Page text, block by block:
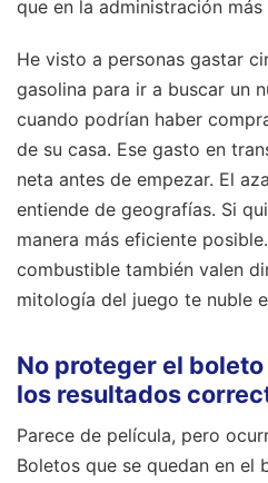
que en la administración
He visto a personas gastar
gasolina para ir a buscar un
cuando podrían haber
de su casa. Ese gasto en
neta antes de empezar. El
entiende de geografías. Si
manera más eficiente
combustible también valen
mitología del juego te nuble
No proteger el
los resultados
Parece de película, pero
Boletos que se quedan en el